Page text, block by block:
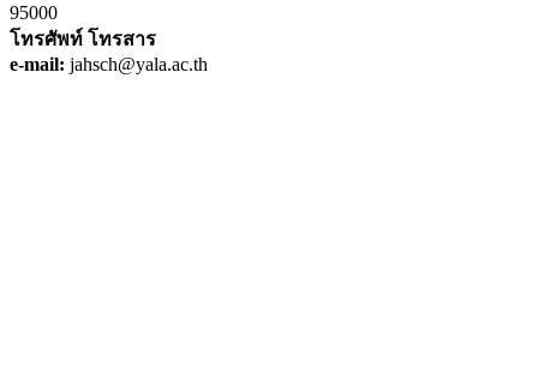
95000
โทรศัพท์ โทรสาร
e-mail: jahsch@yala.ac.th